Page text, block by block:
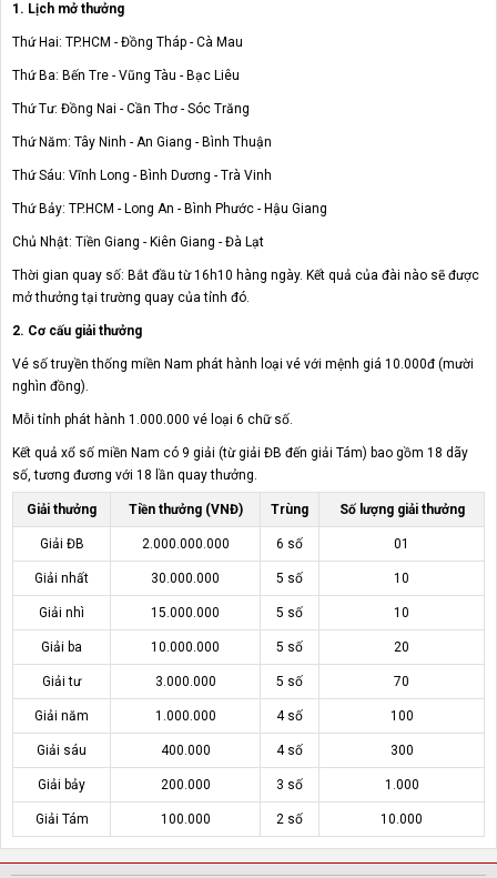
1. Lịch mở thưởng
Thứ Hai: TP.HCM - Đồng Tháp - Cà Mau
Thứ Ba: Bến Tre - Vũng Tàu - Bạc Liêu
Thứ Tư: Đồng Nai - Cần Thơ - Sóc Trăng
Thứ Năm: Tây Ninh - An Giang - Bình Thuận
Thứ Sáu: Vĩnh Long - Bình Dương - Trà Vinh
Thứ Bảy: TP.HCM - Long An - Bình Phước - Hậu Giang
Chủ Nhật: Tiền Giang - Kiên Giang - Đà Lạt
Thời gian quay số: Bắt đầu từ 16h10 hàng ngày. Kết quả của đài nào sẽ được
mở thưởng tại trường quay của tỉnh đó.
2. Cơ cấu giải thưởng
Vé số truyền thống miền Nam phát hành loại vé với mệnh giá 10.000đ (mười
nghìn đồng).
Mỗi tỉnh phát hành 1.000.000 vé loại 6 chữ số.
Kết quả xổ số miền Nam có 9 giải (từ giải ĐB đến giải Tám) bao gồm 18 dãy
số, tương đương với 18 lần quay thưởng.
Giải thưởng Tiền thưởng (VNĐ) Trùng Số lượng giải thưởng
Giải ĐB 2.000.000.000 6 số 01
Giải nhất 30.000.000 5 số 10
Giải nhì 15.000.000 5 số 10
Giải ba 10.000.000 5 số 20
Giải tư 3.000.000 5 số 70
Giải năm 1.000.000 4 số 100
Giải sáu 400.000 4 số 300
Giải bảy 200.000 3 số 1.000
Giải Tám 100.000 2 số 10.000